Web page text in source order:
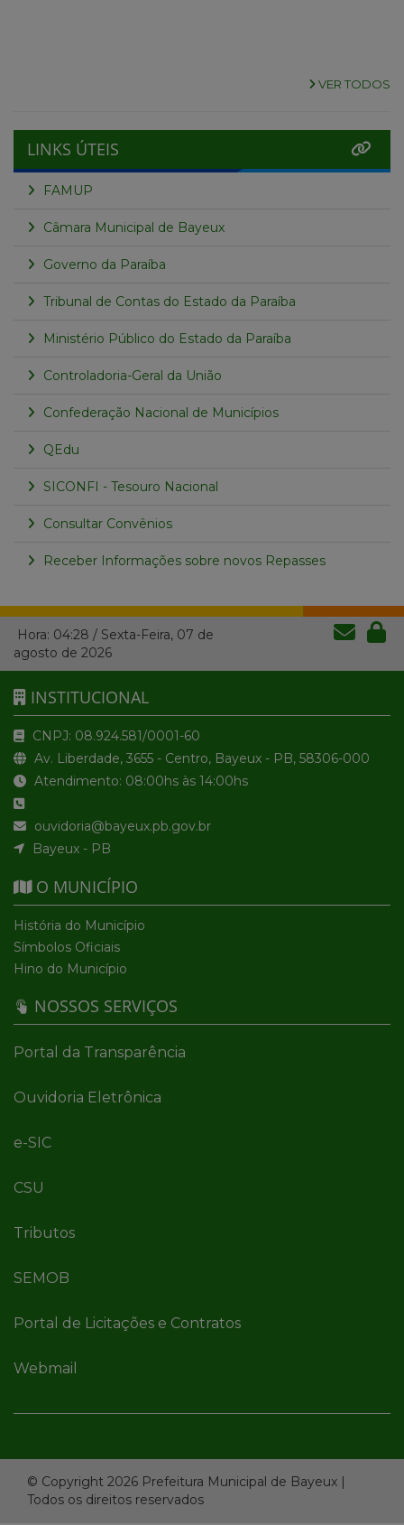
VER TODOS
LINKS ÚTEIS
FAMUP
Câmara Municipal de Bayeux
Governo da Paraíba
Tribunal de Contas do Estado da Paraíba
Ministério Público do Estado da Paraíba
Controladoria-Geral da União
Confederação Nacional de Municípios
QEdu
SICONFI - Tesouro Nacional
Consultar Convênios
Receber Informações sobre novos Repasses
Hora: 04:28 / Sexta-Feira, 07 de
agosto de 2026
INSTITUCIONAL
CNPJ: 08.924.581/0001-60
Av. Liberdade, 3655 - Centro, Bayeux - PB, 58306-000
Atendimento: 08:00hs às 14:00hs
ouvidoria@bayeux.pb.gov.br
Bayeux - PB
O MUNICÍPIO
História do Município
Símbolos Oficiais
Hino do Município
NOSSOS SERVIÇOS
Portal da Transparência
Ouvidoria Eletrônica
e-SIC
CSU
Tributos
SEMOB
Portal de Licitações e Contratos
Webmail
© Copyright 2026 Prefeitura Municipal de Bayeux |
Todos os direitos reservados